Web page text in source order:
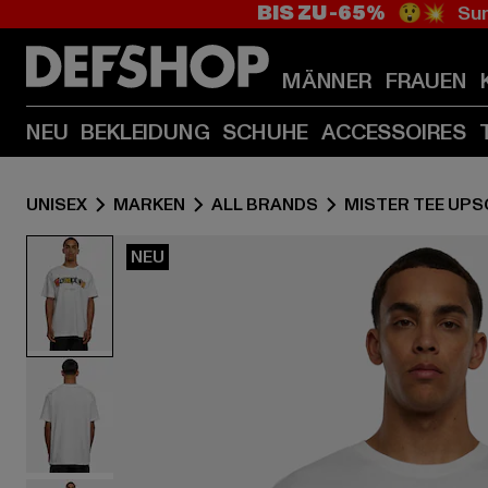
BIS ZU -65% 😲💥
MÄNNER FRAUEN
NEU BEKLEIDUNG SCHUHE ACCESSOIRES
UNISEX MARKEN ALL BRANDS MISTER TEE
NEU